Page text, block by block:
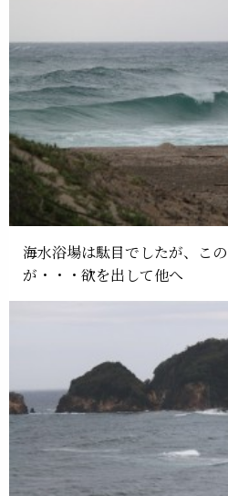
海水浴場は駄目でしたが、こ
が・・・欲を出して他へ